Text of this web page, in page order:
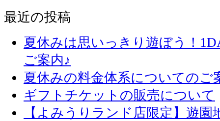
最近の投稿
夏休みは思いっきり遊ぼう！
ご案内♪
夏休みの料金体系についてのご
ギフトチケットの販売について
【よみうりランド店限定】遊